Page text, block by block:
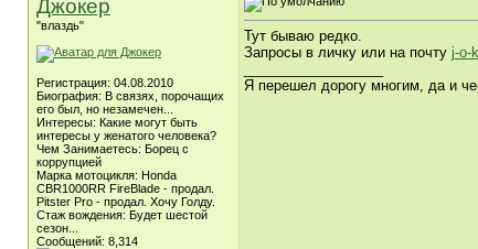
Джокер
"влаздь"
Регистрация: 04.08.2010
Биография: В связях, порочащих
его был, но незамечен...
Интересы: Какие могут быть
интересы у женатого человека?
Чем Занимаетесь: Борец с
коррупцией
Марка мотоцикля: Honda
CBR1000RR FireBlade - продал.
Pitster Pro - продал. Хочу Голду.
Стаж вождения: Будет шестой
сезон...
Сообщений: 8,314
Тут бываю редко.
Запросы в личку или на почту j-o-
Я перешел дорогу многим, да и